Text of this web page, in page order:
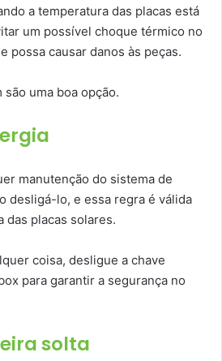
a temperatura das placas está
um possível choque térmico no
possa causar danos às peças.
uma boa opção.
manutenção do sistema de
desligá-lo, e essa regra é válida
das placas solares.
coisa, desligue a chave
para garantir a segurança no
solta